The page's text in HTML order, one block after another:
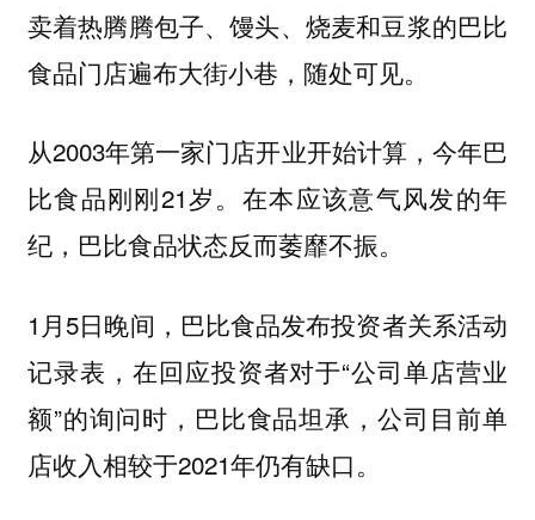
卖着热腾腾包子、馒头、烧麦和豆浆的巴比
食品门店遍布大街小巷，随处可见。
从2003年第一家门店开业开始计算，今年巴
比食品刚刚21岁。在本应该意气风发的年
纪，巴比食品状态反而萎靡不振。
1月5日晚间，巴比食品发布投资者关系活动
记录表，在回应投资者对于“公司单店营业
额”的询问时，巴比食品坦承，公司目前单
店收入相较于2021年仍有缺口。